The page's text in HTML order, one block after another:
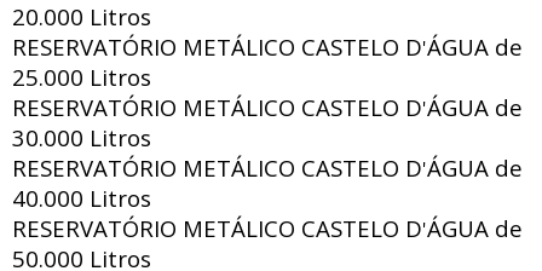
20.000 Litros
RESERVATÓRIO METÁLICO CASTELO D'ÁGUA de
25.000 Litros
RESERVATÓRIO METÁLICO CASTELO D'ÁGUA de
30.000 Litros
RESERVATÓRIO METÁLICO CASTELO D'ÁGUA de
40.000 Litros
RESERVATÓRIO METÁLICO CASTELO D'ÁGUA de
50.000 Litros